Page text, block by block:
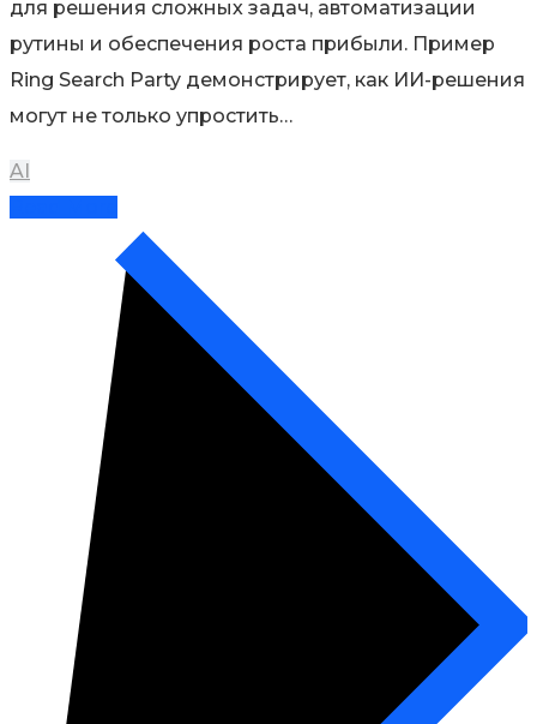
для решения сложных задач, автоматизации
рутины и обеспечения роста прибыли. Пример
Ring Search Party демонстрирует, как ИИ-решения
могут не только упростить…
AI